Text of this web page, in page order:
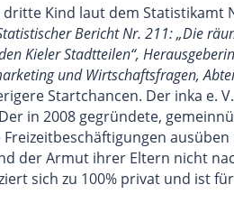
Kind laut dem Statistikamt
Bericht Nr. 211: „Die
Kieler Stadtteilen“,
und Wirtschaftsfragen,
Startchancen. Der inka e.
in 2008 gegründete,
der Armut ihrer Eltern nicht
sich zu 100% privat und ist